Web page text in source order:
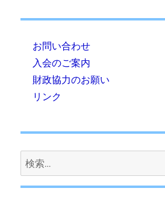
お問い合わせ
入会のご案内
財政協力のお願い
リンク
検
索: